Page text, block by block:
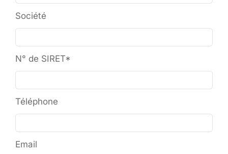
Société
N° de SIRET*
Téléphone
Email